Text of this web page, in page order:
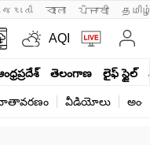
বাংলা ਪੰਜਾਬੀ
AQI
తెలంగాణ లైఫ్ స్టైల్
వీడియోలు